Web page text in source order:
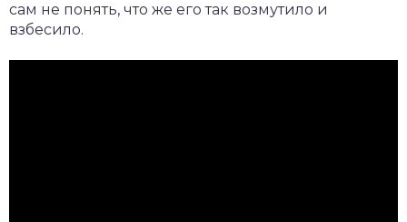
сам не понять, что же его так возмутило и
взбесило.